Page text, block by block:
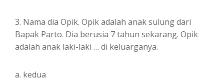
3. Nama dia Opik. Opik adalah anak sulung dari
Bapak Parto. Dia berusia 7 tahun sekarang. Opik
adalah anak laki-laki … di keluarganya.
a. kedua